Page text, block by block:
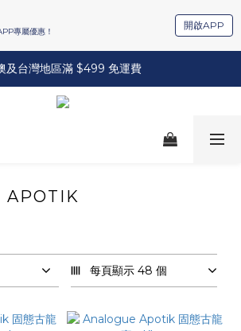
專屬優惠！
開啟APP
及台灣地區滿 $499 免運費
APOTIK
每頁顯示 48 個